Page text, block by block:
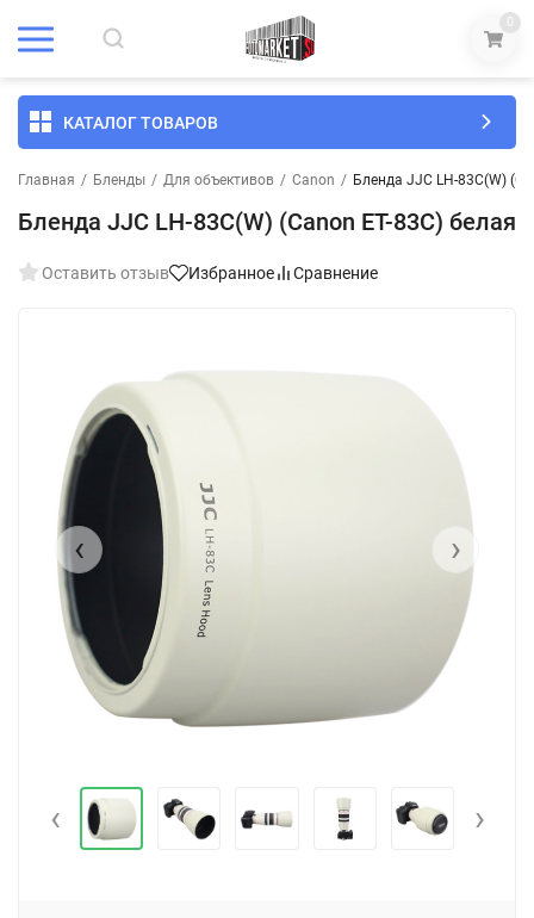
0
КАТАЛОГ ТОВАРОВ
Главная / Бленды / Для объективов / Canon / Бленда JJC LH-83C(W)
Бленда JJC LH-83C(W) (Canon ET-83C) белая
Оставить отзыв Избранное Сравнение
‹ ›
‹ ›